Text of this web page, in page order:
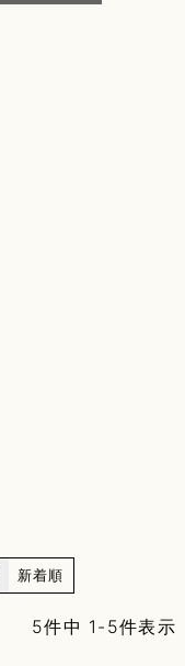
新着順
5件中 1 - 5件表示